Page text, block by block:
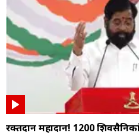
रक्तदान महादान! 1200